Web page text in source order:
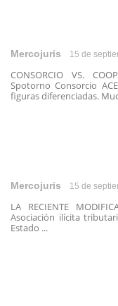
Mercojuris 15 de
CONSORCIO VS.
Spotorno Consorcio
figuras diferenciadas.
Mercojuris 15 de
LA RECIENTE
Asociación ilícita
Estado ...